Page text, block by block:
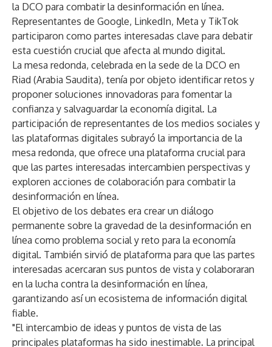
la DCO para combatir la desinformación en línea.
Representantes de Google, LinkedIn, Meta y TikTok
participaron como partes interesadas clave para debatir
esta cuestión crucial que afecta al mundo digital.
La mesa redonda, celebrada en la sede de la DCO en
Riad (Arabia Saudita), tenía por objeto identificar retos y
proponer soluciones innovadoras para fomentar la
confianza y salvaguardar la economía digital. La
participación de representantes de los medios sociales y
las plataformas digitales subrayó la importancia de la
mesa redonda, que ofrece una plataforma crucial para
que las partes interesadas intercambien perspectivas y
exploren acciones de colaboración para combatir la
desinformación en línea.
El objetivo de los debates era crear un diálogo
permanente sobre la gravedad de la desinformación en
línea como problema social y reto para la economía
digital. También sirvió de plataforma para que las partes
interesadas acercaran sus puntos de vista y colaboraran
en la lucha contra la desinformación en línea,
garantizando así un ecosistema de información digital
fiable.
"El intercambio de ideas y puntos de vista de las
principales plataformas ha sido inestimable. La principal